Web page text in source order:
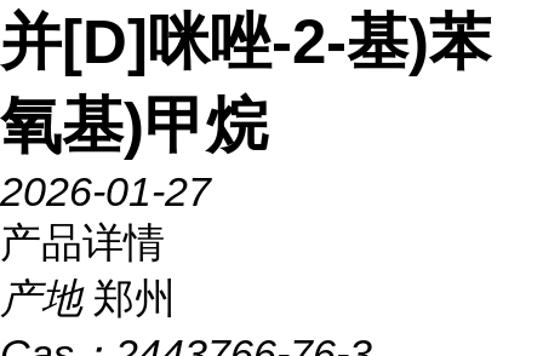
并[D]咪唑-2-基)苯
氧基)甲烷
2026-01-27
产品详情
产地 郑州